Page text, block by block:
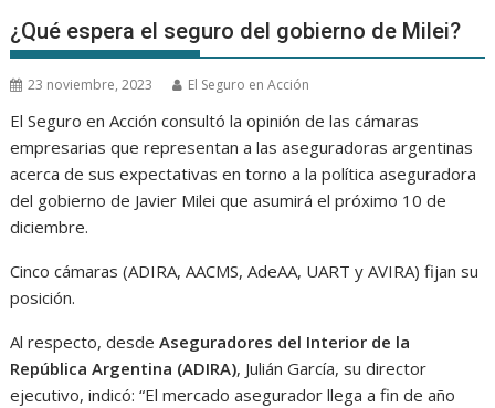
¿Qué espera el seguro del gobierno de Milei?
23 noviembre, 2023 El Seguro en Acción
El Seguro en Acción consultó la opinión de las cámaras
empresarias que representan a las aseguradoras argentinas
acerca de sus expectativas en torno a la política aseguradora
del gobierno de Javier Milei que asumirá el próximo 10 de
diciembre.
Cinco cámaras (ADIRA, AACMS, AdeAA, UART y AVIRA) fijan su
posición.
Al respecto, desdeAseguradores del Interior de la
República Argentina (ADIRA), Julián García, su director
ejecutivo, indicó: “El mercado asegurador llega a fin de año